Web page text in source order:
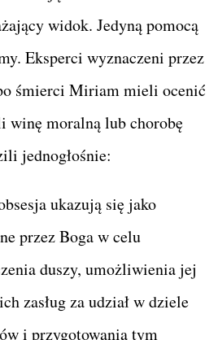
widok. Jedyną pomocą
Eksperci wyznaczeni przez
śmierci Miriam mieli ocenić
winę moralną lub chorobę
jednogłośnie:
ukazują się jako
przez Boga w celu
duszy, umożliwienia jej
zasług za udział w dziele
i przygotowania tym